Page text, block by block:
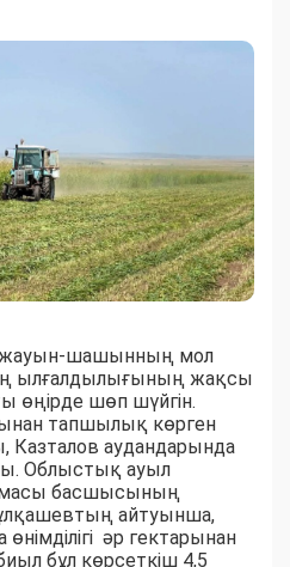
жауын-шашынның мол
ылғалдылығының жақсы
өңірде шөп шүйгін.
тапшылық көрген
Казталов аудандарында
Облыстық ауыл
басшысының
айтуынша,
әр гектарынан
бұл көрсеткіш 4,5